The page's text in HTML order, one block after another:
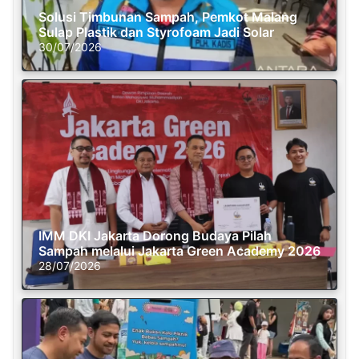
Solusi Timbunan Sampah, Pemkot Malang
Sulap Plastik dan Styrofoam Jadi Solar
30/07/2026
IMM DKI Jakarta Dorong Budaya Pilah
Sampah melalui Jakarta Green Academy 2026
28/07/2026